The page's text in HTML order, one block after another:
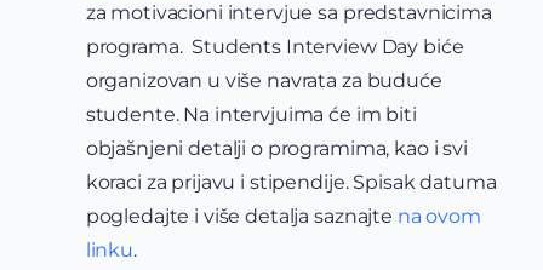
za motivacioni intervjue sa predstavnicima
programa. Students Interview Day biće
organizovan u više navrata za buduće
studente. Na intervjuima će im biti
objašnjeni detalji o programima, kao i svi
koraci za prijavu i stipendije. Spisak datuma
pogledajte i više detalja saznajte na ovom
linku.